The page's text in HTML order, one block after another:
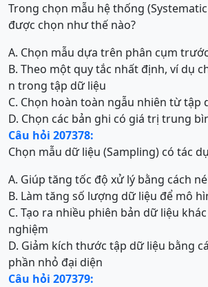
Trong chọn mẫu hệ thống
được chọn như thế nào?
A. Chọn mẫu dựa trên phân cụm
B. Theo một quy tắc nhất định, ví dụ
n trong tập dữ liệu
C. Chọn hoàn toàn ngẫu nhiên từ tập
D. Chọn các bản ghi có giá trị trung
Câu hỏi 207378:
Chọn mẫu dữ liệu (Sampling) có tác
A. Giúp tăng tốc độ xử lý bằng cách
B. Làm tăng số lượng dữ liệu để mô
C. Tạo ra nhiều phiên bản dữ liệu
nghiệm
D. Giảm kích thước tập dữ liệu bằng
phần nhỏ đại diện
Câu hỏi 207379: